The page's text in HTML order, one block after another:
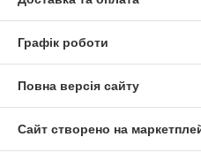
Графік роботи
Повна версія сайту
Сайт створено на